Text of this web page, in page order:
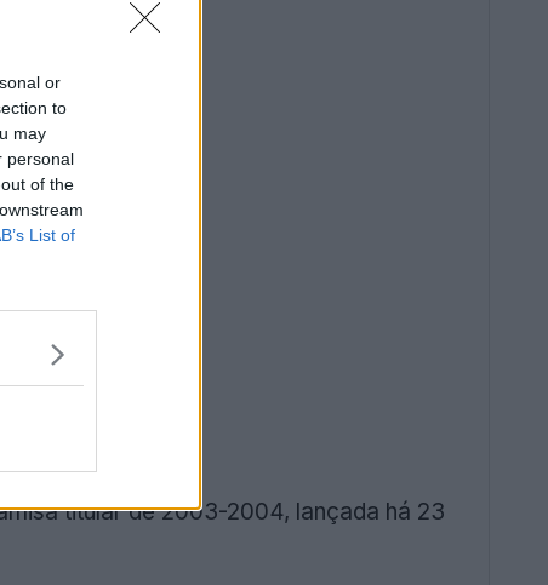
or
to
may
personal
of the
List of
titular de 2003-2004, lançada há 23